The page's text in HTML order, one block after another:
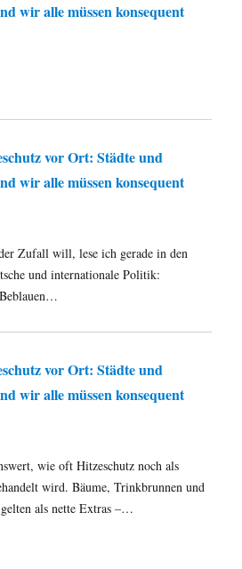
wir alle müssen konsequent
vor Ort: Städte und
wir alle müssen konsequent
Zufall will, lese ich gerade in den
und internationale Politik:
vor Ort: Städte und
wir alle müssen konsequent
wie oft Hitzeschutz noch als
wird. Bäume, Trinkbrunnen und
als nette Extras –…